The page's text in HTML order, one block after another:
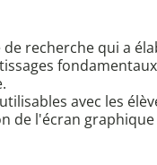
recherche qui a
avec les
de l'écran